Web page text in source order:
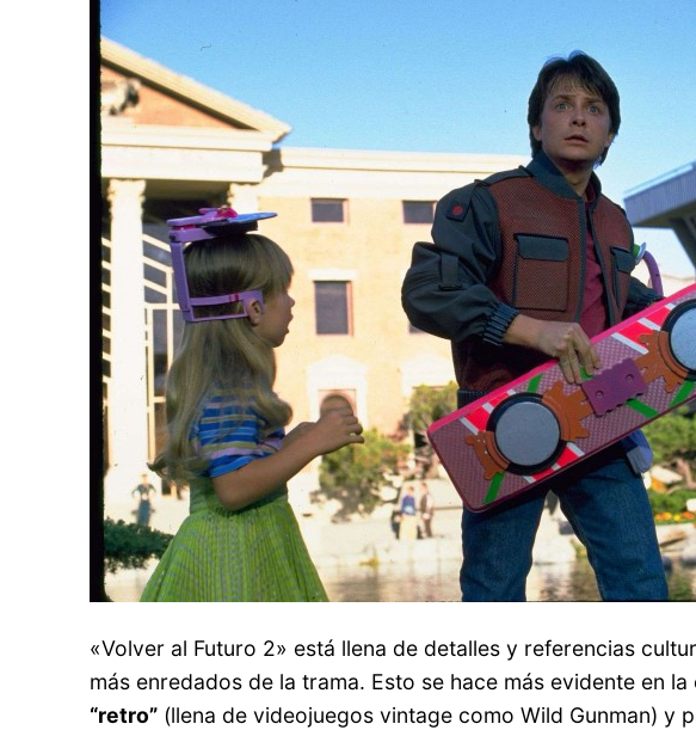
«Volver al Futuro 2» está llena de detalles y referencias
más enredados de la trama. Esto se hace más evidente en
“retro” (llena de videojuegos vintage como Wild Gunman) y